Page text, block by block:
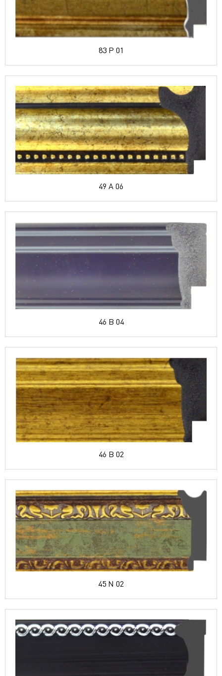
83 P 01
49 A 06
46 B 04
46 B 02
45 N 02